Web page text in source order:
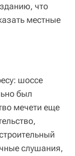
что
местные
шоссе
был
мечети еще
слушания,